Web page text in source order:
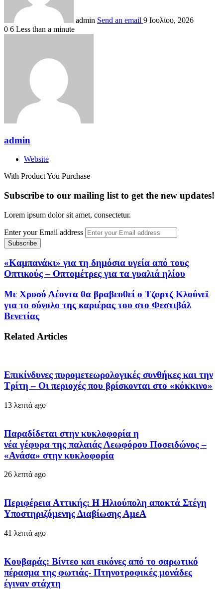
admin Send an email 9 Ιουλίου, 2026
0 6 Less than a minute
admin
Website
With Product You Purchase
Subscribe to our mailing list to get the new updates!
Lorem ipsum dolor sit amet, consectetur.
Enter your Email address
«Καμπανάκι» για τη δημόσια υγεία από τους
Οπτικούς – Οπτομέτρες για τα γυαλιά ηλίου
Με Χρυσό Λέοντα θα βραβευθεί ο Τζορτζ Κλούνεϊ
για το σύνολο της καριέρας του στο Φεστιβάλ
Βενετίας
Related Articles
Επικίνδυνες πυρομετεωρολογικές συνθήκες και την
Τρίτη – Οι περιοχές που βρίσκονται στο «κόκκινο»
13 λεπτά ago
Παραδίδεται στην κυκλοφορία η
νέα γέφυρα της παλαιάς Λεωφόρου Ποσειδώνος –
«Ανάσα» στην κυκλοφορία
26 λεπτά ago
Περιφέρεια Αττικής: Η Ηλιούπολη αποκτά Στέγη
Υποστηριζόμενης Διαβίωσης ΑμεΑ
41 λεπτά ago
Κουβαράς: Βίντεο και εικόνες από το σαρωτικό
πέρασμα της φωτιάς- Πτηνοτροφικές μονάδες
έγιναν στάχτη